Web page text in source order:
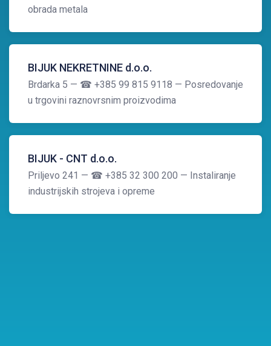
obrada metala
BIJUK NEKRETNINE d.o.o.
Brdarka 5 — ☎ +385 99 815 9118 — Posredovanje
u trgovini raznovrsnim proizvodima
BIJUK - CNT d.o.o.
Priljevo 241 — ☎ +385 32 300 200 — Instaliranje
industrijskih strojeva i opreme